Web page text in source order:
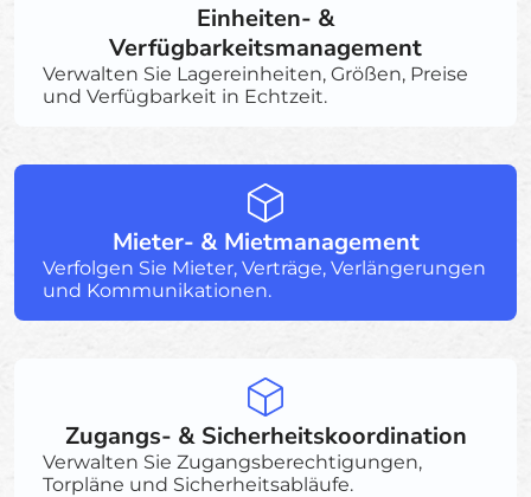
Einheiten- &
Verfügbarkeitsmanagement
Verwalten Sie Lagereinheiten, Größen, Preise
und Verfügbarkeit in Echtzeit.
Mieter- & Mietmanagement
Verfolgen Sie Mieter, Verträge, Verlängerungen
und Kommunikationen.
Zugangs- & Sicherheitskoordination
Verwalten Sie Zugangsberechtigungen,
Torpläne und Sicherheitsabläufe.